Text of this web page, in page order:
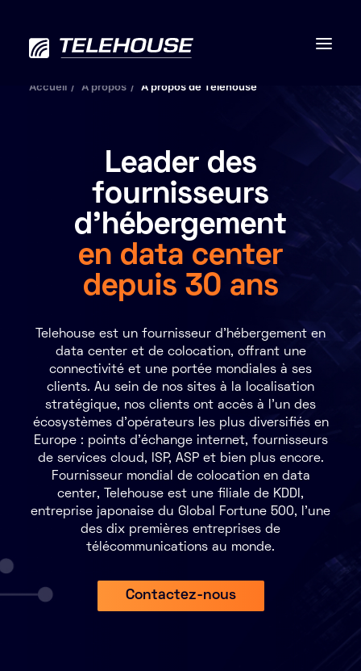
Data centers
Connectivité
Services
À propos
Marketplace
Ressources
Partenaires
Événements
Portail clients
DE
Accueil À propos À propos de Telehouse
Leader des
fournisseurs
d'hébergement
en data center
depuis 30 ans
Telehouse est un fournisseur d'hébergement en
data center et de colocation, offrant une
connectivité et une portée mondiales à ses
clients. Au sein de nos sites à la localisation
stratégique, nos clients ont accès à l'un des
écosystèmes d’opérateurs les plus diversifiés en
Europe : points d’échange internet, fournisseurs
de services cloud, ISP, ASP et bien plus encore.
Fournisseur mondial de colocation en data
center, Telehouse est une filiale de KDDI,
entreprise japonaise du Global Fortune 500, l'une
des dix premières entreprises de
télécommunications au monde.
Contactez-nous